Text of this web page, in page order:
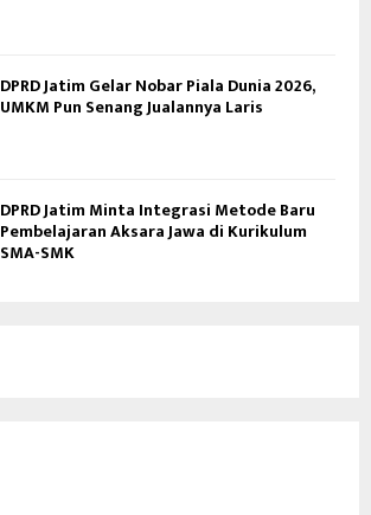
DPRD Jatim Gelar Nobar Piala Dunia 2026,
UMKM Pun Senang Jualannya Laris
DPRD Jatim Minta Integrasi Metode Baru
Pembelajaran Aksara Jawa di Kurikulum
SMA-SMK